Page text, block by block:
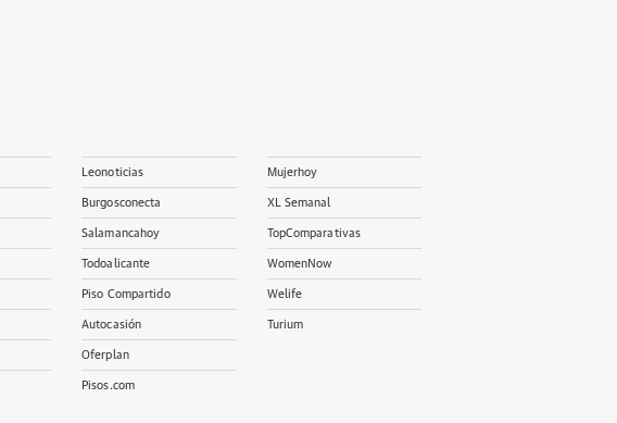
Leonoticias
Burgosconecta
Salamancahoy
Todoalicante
Piso Compartido
Autocasión
Oferplan
Pisos.com
Mujerhoy
XL Semanal
TopComparativas
WomenNow
Welife
Turium